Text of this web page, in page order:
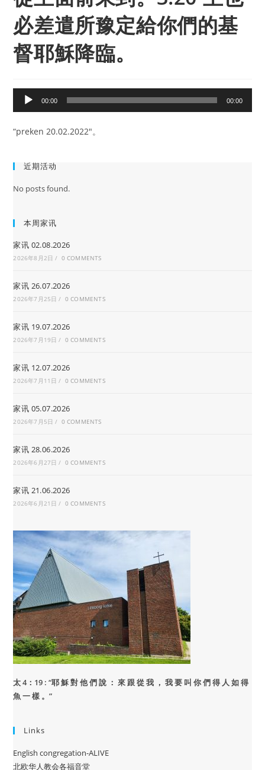
必差遣所豫定給你們的基
督耶穌降臨。
频
放
00:00 00:00
“preken 20.02.2022″。
近期活动
No posts found.
本周家讯
家讯 02.08.2026
2026年8月2日 / 0 COMMENTS
家讯 26.07.2026
2026年7月25日 / 0 COMMENTS
家讯 19.07.2026
2026年7月19日 / 0 COMMENTS
家讯 12.07.2026
2026年7月11日 / 0 COMMENTS
家讯 05.07.2026
2026年7月5日 / 0 COMMENTS
家讯 28.06.2026
2026年6月27日 / 0 COMMENTS
家讯 21.06.2026
2026年6月21日 / 0 COMMENTS
太 4：19 : “耶 穌 對 他 們 說 ： 來 跟 從 我 ， 我 要 叫 你 們 得 人 如 得
魚 一 樣 。”
Links
English congregation-ALIVE
北欧华人教会各福音堂